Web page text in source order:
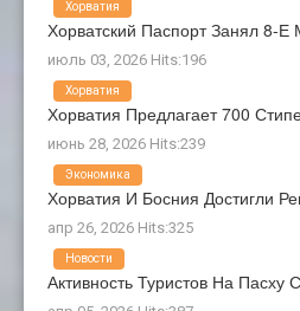
Хорватский Паспорт Занял 8-
июль 03, 2026 Hits:196
Хорватия
Хорватия Предлагает 700
июнь 28, 2026 Hits:239
Хорватия
Хорватия И Босния Достигли
апр 26, 2026 Hits:325
Экономика
Активность Туристов На Пасху
Новости